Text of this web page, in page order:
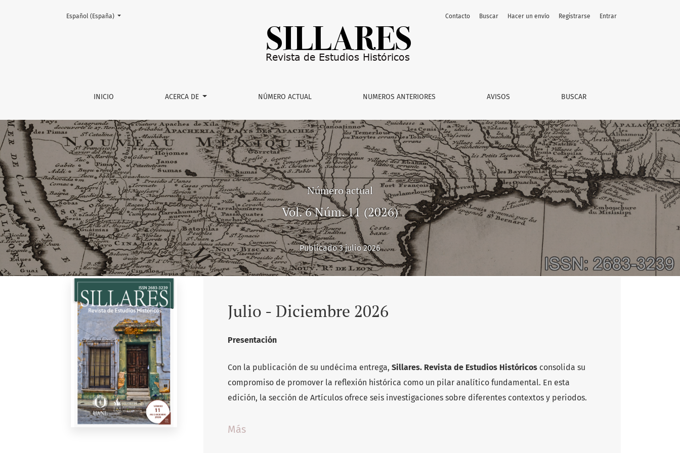
Sillares. Revista de Estudios Históricos
INICIO ACERCA DE NÚMERO ACTUAL NUMEROS ANTERIORES AVISOS BUSCAR
Contacto Buscar Hacer un envío Registrarse Entrar
Cambiar el idioma. El actual es:
Español (España)
Número actual
Vol. 6 Núm. 11 (2026)
Publicado 3 julio 2026
Julio - Diciembre 2026
Presentación
Con la publicación de su undécima entrega, Sillares. Revista de Estudios Históricos consolida su
compromiso de promover la reflexión histórica como un pilar analítico fundamental. En esta
edición, la sección de Artículos ofrece seis investigaciones sobre diferentes contextos y periodos.
Daniel Guillermo Rodríguez, en
Más